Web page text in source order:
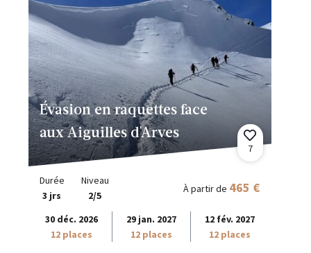
Évasion en raquettes face
aux Aiguilles d'Arves
7
Durée
3 jrs
Niveau
2/5
À partir de 465 €
30 déc. 2026
12 places
29 jan. 2027
12 places
12 fév. 2027
12 places